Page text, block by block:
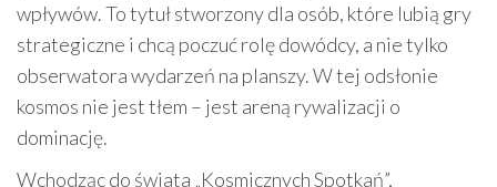
wpływów. To tytuł stworzony dla osób, które lubią gry
strategiczne i chcą poczuć rolę dowódcy, a nie tylko
obserwatora wydarzeń na planszy. W tej odsłonie
kosmos nie jest tłem – jest areną rywalizacji o
dominację.
Wchodząc do świata „Kosmicznych Spotkań”,